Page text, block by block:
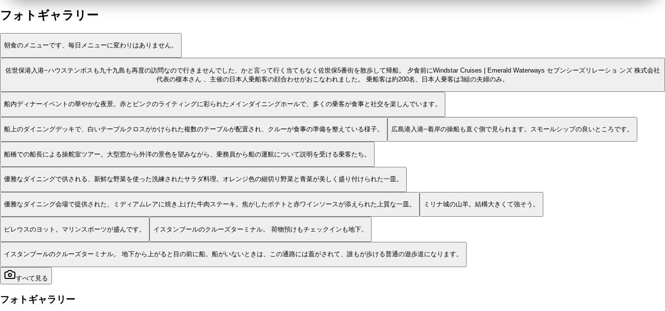
フォトギャラリー
朝食のメニューです、毎日メニューに変わりはありません。
佐世保港入港−ハウステンボスも九十九島も再度の訪問なので行きませんでした、かと言って行く当てもなく佐世保5番街を散歩して帰船。 夕食前にWindstar Cruises | Emerald Waterways セブンシーズリレーショ ンズ 株式会社
代表の榎本さん 、主催の日本人乗船客の顔合わせがおこなわれました。 乗船客は約200名、日本人乗客は3組の夫婦のみ。
船内ディナーイベントの華やかな夜景。赤とピンクのライティングに彩られたメインダイニングホールで、多くの乗客が食事と社交を楽しんでいます。
船上のダイニングデッキで、白いテーブルクロスがかけられた複数のテーブルが配置され、クルーが食事の準備を整えている様子。 広島港入港−着岸の操船も直ぐ側で見られます。スモールシップの良いところです。
船橋での船長による操舵室ツアー。大型窓から外洋の景色を望みながら、乗務員から船の運航について説明を受ける乗客たち。
優雅なダイニングで供される、新鮮な野菜を使った洗練されたサラダ料理。オレンジ色の細切り野菜と青菜が美しく盛り付けられた一皿。
優雅なダイニング会場で提供された、ミディアムレアに焼き上げた牛肉ステーキ。焦がしたポテトと赤ワインソースが添えられた上質な一皿。 ミリナ城の山羊。結構大きくて強そう。
ピレウスのヨット。マリンスポーツが盛んです。 イスタンブールのクルーズターミナル。 荷物預けもチェックインも地下。
イスタンブールのクルーズターミナル。 地下から上がると目の前に船。船がいないときは、この通路には蓋がされて、誰もが歩ける普通の遊歩道になります。
すべて見る
フォトギャラリー